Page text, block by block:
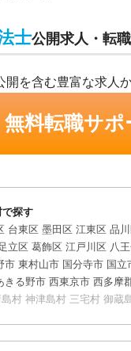
士公開求人・転
開を含む豊富な求人
無料転職サ
で探す
台東区 墨田区 江東区 品
立区 葛飾区 江戸川区 八
市 東村山市 国分寺市 国立
きる野市 西東京市 西多摩
島村 神津島村 三宅村 御蔵